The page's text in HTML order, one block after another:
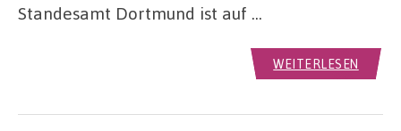
Standesamt Dortmund ist auf …
WEITERLESEN